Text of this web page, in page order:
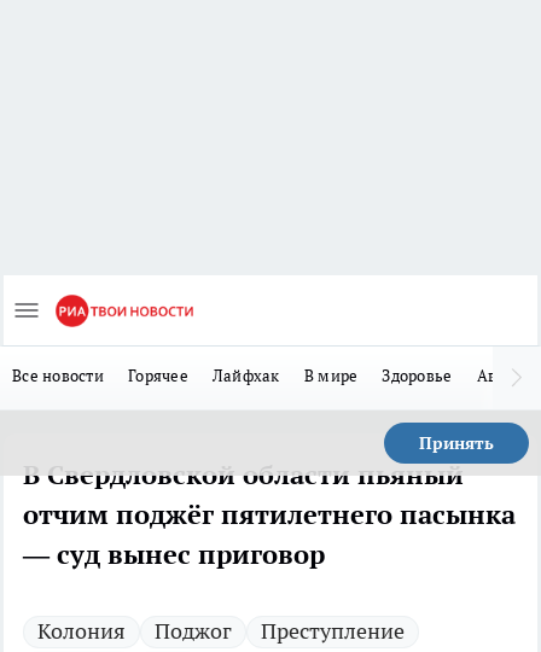
Все новости Горячее Лайфхак В мире Здоровье Авто
Принять
В Свердловской области пьяный
отчим поджёг пятилетнего пасынка
— суд вынес приговор
Колония Поджог
Преступление